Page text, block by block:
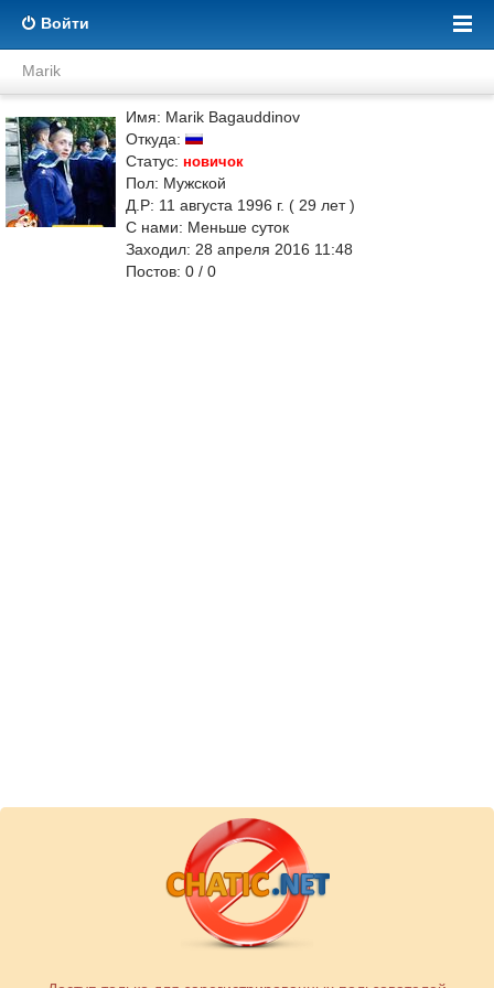
Войти
Marik
Имя: Marik Bagauddinov
Откуда:
Статус: новичок
Пол: Мужской
Д.Р: 11 августа 1996 г. ( 29 лет )
С нами: Меньше суток
Заходил: 28 апреля 2016 11:48
Постов: 0 / 0